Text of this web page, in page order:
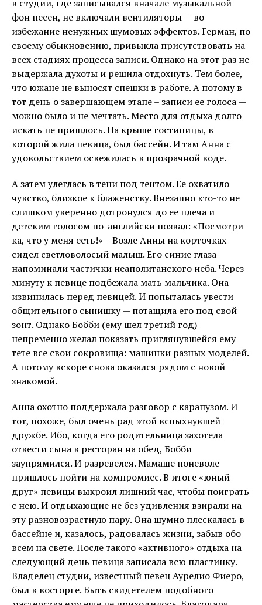
в студии, где записывался вначале музыкальной
фон песен, не включали вентиляторы — во
избежание ненужных шумовых эффектов. Герман, по
своему обыкновению, привыкла присутствовать на
всех стадиях процесса записи. Однако на этот раз не
выдержала духоты и решила отдохнуть. Тем более,
что южане не выносят спешки в работе. А потому в
тот день о завершающем этапе – записи ее голоса —
можно было и не мечтать. Место для отдыха долго
искать не пришлось. На крыше гостиницы, в
которой жила певица, был бассейн. И там Анна с
удовольствием освежилась в прозрачной воде.
А затем улеглась в тени под тентом. Ее охватило
чувство, близкое к блаженству. Внезапно кто-то не
слишком уверенно дотронулся до ее плеча и
детским голосом по-английски позвал: «Посмотри-
ка, что у меня есть!» – Возле Анны на корточках
сидел светловолосый малыш. Его синие глаза
напоминали частички неаполитанского неба. Через
минуту к певице подбежала мать мальчика. Она
извинилась перед певицей. И попыталась увести
общительного сынишку — потащила его под свой
зонт. Однако Бобби (ему шел третий год)
непременно желал показать приглянувшейся ему
тете все свои сокровища: машинки разных моделей.
А потому вскоре снова оказался рядом с новой
знакомой.
Анна охотно поддержала разговор с карапузом. И
тот, похоже, был очень рад этой вспыхнувшей
дружбе. Ибо, когда его родительница захотела
отвести сына в ресторан на обед, Бобби
заупрямился. И разревелся. Мамаше поневоле
пришлось пойти на компромисс. В итоге «юный
друг» певицы выкроил лишний час, чтобы поиграть
с нею. И отдыхающие не без удивления взирали на
эту разновозрастную пару. Она шумно плескалась в
бассейне и, казалось, радовалась жизни, забыв обо
всем на свете. После такого «активного» отдыха на
следующий день певица записала всю пластинку.
Владелец студии, известный певец Аурелио Фиеро,
был в восторге. Быть свидетелем подобного